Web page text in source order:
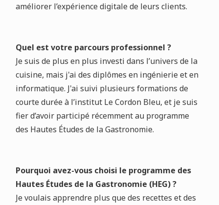
améliorer l’expérience digitale de leurs clients.
Quel est votre parcours professionnel ?
Je suis de plus en plus investi dans l’univers de la
cuisine, mais j'ai des diplômes en ingénierie et en
informatique. J'ai suivi plusieurs formations de
courte durée à l’institut Le Cordon Bleu, et je suis
fier d’avoir participé récemment au programme
des Hautes Études de la Gastronomie.
Pourquoi avez-vous choisi le programme des
Hautes Études de la Gastronomie (HEG) ?
Je voulais apprendre plus que des recettes et des